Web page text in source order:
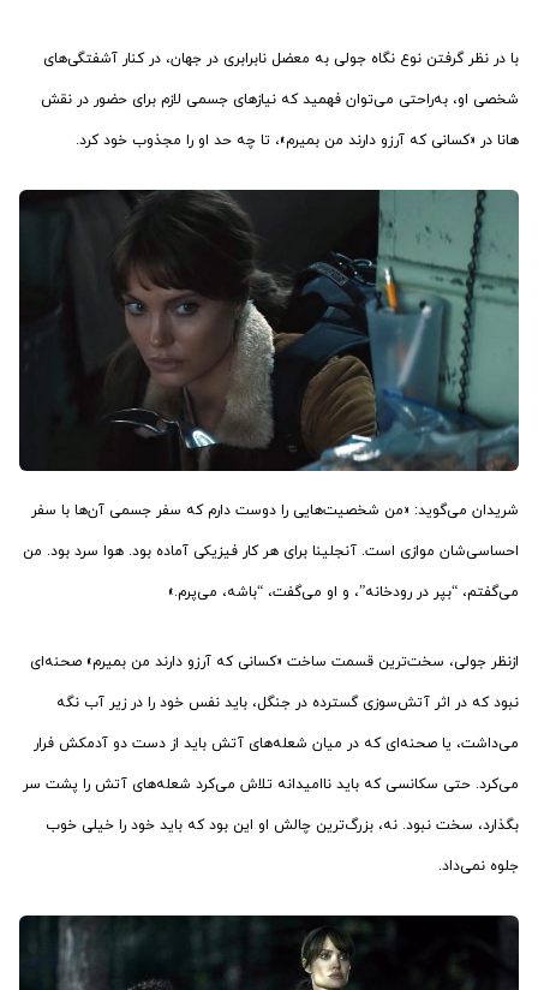
با در نظر گرفتن نوع نگاه جولی به معضل نابرابری در جهان، در کنار آشفتگی‌های
شخصی او، به‌راحتی می‌توان فهمید که نیازهای جسمی لازم برای حضور در نقش
هانا در «کسانی که آرزو دارند من بمیرم»، تا چه حد او را مجذوب خود کرد.
شریدان می‌گوید: «من شخصیت‌هایی را دوست دارم كه سفر جسمی آن‌ها با سفر
احساسی‌شان موازی است. آنجلینا برای هر کار فیزیکی آماده بود. هوا سرد بود. من
می‌گفتم، “بپر در رودخانه”، و او می‌گفت، “باشه، می‌پرم.»
ازنظر جولی، سخت‌ترین قسمت ساخت «کسانی که آرزو دارند من بمیرم» صحنه‌ای
نبود که در اثر آتش‌سوزی گسترده در جنگل، باید نفس خود را در زیر آب نگه
می‌داشت، یا صحنه‌ای که در میان شعله‌های آتش باید از دست دو آدمکش فرار
می‌کرد. حتی سکانسی که باید ناامیدانه تلاش می‌کرد شعله‌های آتش را پشت سر
بگذارد، سخت نبود. نه، بزرگ‌ترین چالش او این بود که باید خود را خیلی خوب
جلوه نمی‌داد.